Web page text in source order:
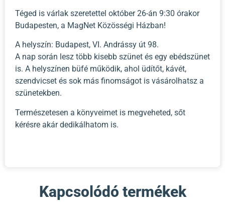
Téged is várlak szeretettel október 26-án 9:30 órakor
Budapesten, a MagNet Közösségi Házban!
A helyszín: Budapest, VI. Andrássy út 98.
A nap során lesz több kisebb szünet és egy ebédszünet
is. A helyszínen büfé működik, ahol üdítőt, kávét,
szendvicset és sok más finomságot is vásárolhatsz a
szünetekben.
Természetesen a könyveimet is megveheted, sőt
kérésre akár dedikálhatom is.
Kapcsolódó termékek